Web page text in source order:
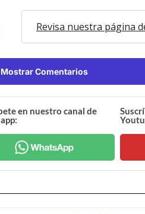
Revisa nuestra página
Mostrar Comentarios
en nuestro canal de